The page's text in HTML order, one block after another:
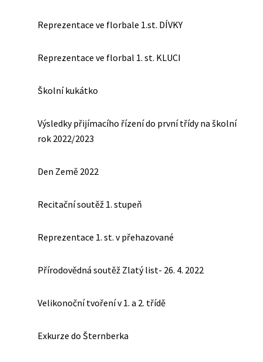
Reprezentace ve florbale 1.st. DÍVKY
Reprezentace ve florbal 1. st. KLUCI
Školní kukátko
Výsledky přijímacího řízení do první třídy na školní
rok 2022/2023
Den Země 2022
Recitační soutěž 1. stupeň
Reprezentace 1. st. v přehazované
Přírodovědná soutěž Zlatý list- 26. 4. 2022
Velikonoční tvoření v 1. a 2. třídě
Exkurze do Šternberka